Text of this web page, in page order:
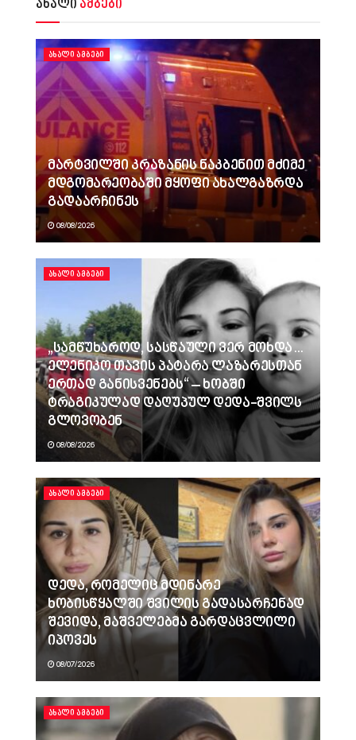
ახალი ამბები
ᲐᲮᲐᲚᲘ ᲐᲛᲑᲔᲑᲘ
მარტვილში კრაზანის ნაკბენით მძიმე
მდგომარეობაში მყოფი ახალგაზრდა
გადაარჩინეს
08/08/2026
ᲐᲮᲐᲚᲘ ᲐᲛᲑᲔᲑᲘ
„სამწუხაროდ, სასწაული ვერ მოხდა…
ელენიკო თავის პატარა ლაზარესთან
ერთად განისვენებს“ – ხობში
ტრაგიკულად დაღუპულ დედა-შვილს
გლოვობენ
08/08/2026
ᲐᲮᲐᲚᲘ ᲐᲛᲑᲔᲑᲘ
დედა, რომელიც მდინარე
ხობისწყალში შვილის გადასარჩენად
შევიდა, მაშველებმა გარდაცვლილი
იპოვეს
08/07/2026
ᲐᲮᲐᲚᲘ ᲐᲛᲑᲔᲑᲘ